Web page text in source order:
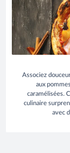
Associez
aux
caramélisées.
culinaire
avec